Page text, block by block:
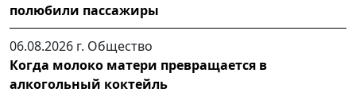
полюбили пассажиры
06.08.2026 г. Общество
Когда молоко матери превращается в
алкогольный коктейль